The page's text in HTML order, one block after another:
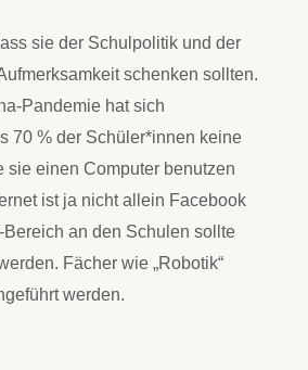
sie der Schulpolitik und der
schenken sollten.
Pandemie hat sich
70 % der Schüler*innen keine
sie einen Computer benutzen
ist ja nicht allein Facebook
Bereich an den Schulen sollte
Fächer wie „Robotik“
werden.